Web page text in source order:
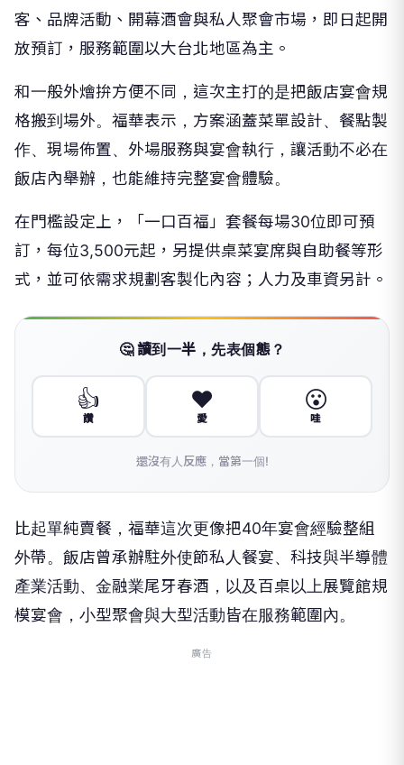
客、品牌活動、開幕酒會與私人聚會市場，即日起開
放預訂，服務範圍以大台北地區為主。
和一般外燴拚方便不同，這次主打的是把飯店宴會規
格搬到場外。福華表示，方案涵蓋菜單設計、餐點製
作、現場佈置、外場服務與宴會執行，讓活動不必在
飯店內舉辦，也能維持完整宴會體驗。
在門檻設定上，「一口百福」套餐每場30位即可預
訂，每位3,500元起，另提供桌菜宴席與自助餐等形
式，並可依需求規劃客製化內容；人力及車資另計。
🤔 讀到一半，先表個態？
👍
讚
❤️
愛
😮
哇
還沒有人反應，當第一個!
比起單純賣餐，福華這次更像把40年宴會經驗整組
外帶。飯店曾承辦駐外使節私人餐宴、科技與半導體
產業活動、金融業尾牙春酒，以及百桌以上展覽館規
模宴會，小型聚會與大型活動皆在服務範圍內。
廣告